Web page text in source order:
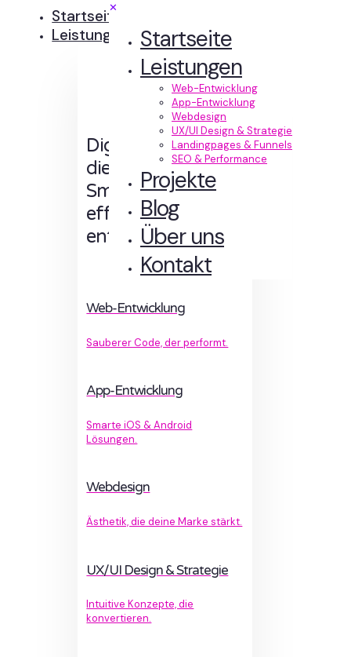
✕
Startseite
Leistungen
Web-Entwicklung
App-Entwicklung
Webdesign
UX/UI Design & Strategie
Landingpages & Funnels
SEO & Performance
Projekte
Blog
Über uns
Kontakt
Startseite
Leistungen
Digitale Erlebnisse,
die Sinn machen.
Smart designt und
effizient
entwickelt.
Web-Entwicklung
Sauberer Code, der performt.
App-Entwicklung
Smarte iOS & Android
Lösungen.
Webdesign
Ästhetik, die deine Marke stärkt.
UX/UI Design & Strategie
Intuitive Konzepte, die
konvertieren.